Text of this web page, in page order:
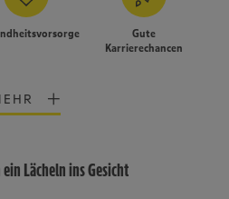
Gute
Karrierechancen
Lächeln ins Gesicht